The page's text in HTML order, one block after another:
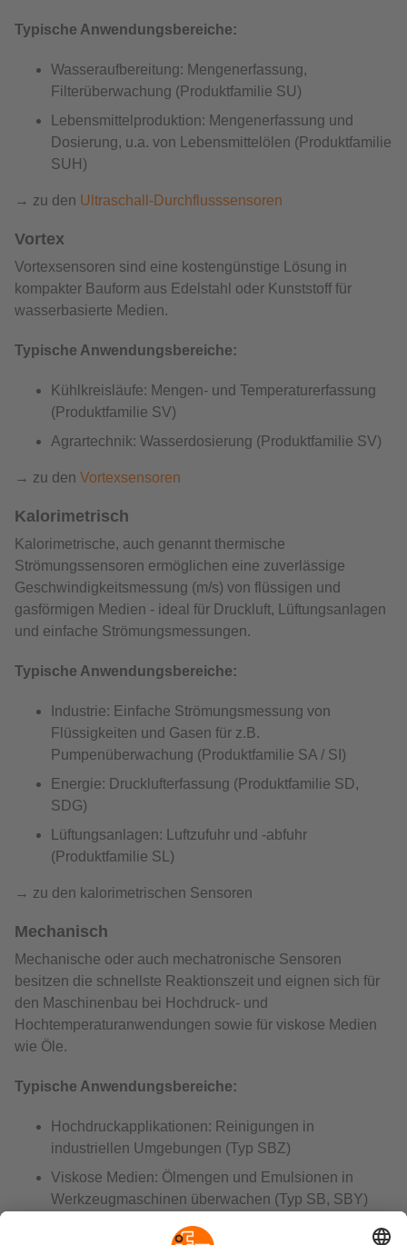
Typische Anwendungsbereiche:
Wasseraufbereitung: Mengenerfassung,
Filterüberwachung (Produktfamilie SU)
Lebensmittelproduktion: Mengenerfassung und
Dosierung, u.a. von Lebensmittelölen (Produktfamilie
SUH)
→ zu den Ultraschall-Durchflusssensoren
Vortex
Vortexsensoren sind eine kostengünstige Lösung in
kompakter Bauform aus Edelstahl oder Kunststoff für
wasserbasierte Medien.
Typische Anwendungsbereiche:
Kühlkreisläufe: Mengen- und Temperaturerfassung
(Produktfamilie SV)
Agrartechnik: Wasserdosierung (Produktfamilie SV)
→ zu den Vortexsensoren
Kalorimetrisch
Kalorimetrische, auch genannt thermische
Strömungssensoren ermöglichen eine zuverlässige
Geschwindigkeitsmessung (m/s) von flüssigen und
gasförmigen Medien - ideal für Druckluft, Lüftungsanlagen
und einfache Strömungsmessungen.
Typische Anwendungsbereiche:
Industrie: Einfache Strömungsmessung von
Flüssigkeiten und Gasen für z.B.
Pumpenüberwachung (Produktfamilie SA / SI)
Energie: Drucklufterfassung (Produktfamilie SD,
SDG)
Lüftungsanlagen: Luftzufuhr und -abfuhr
(Produktfamilie SL)
→ zu den kalorimetrischen Sensoren
Mechanisch
Mechanische oder auch mechatronische Sensoren
besitzen die schnellste Reaktionszeit und eignen sich für
den Maschinenbau bei Hochdruck- und
Hochtemperaturanwendungen sowie für viskose Medien
wie Öle.
Typische Anwendungsbereiche:
Hochdruckapplikationen: Reinigungen in
industriellen Umgebungen (Typ SBZ)
Viskose Medien: Ölmengen und Emulsionen in
Werkzeugmaschinen überwachen (Typ SB, SBY)
mechanischen Sensoren